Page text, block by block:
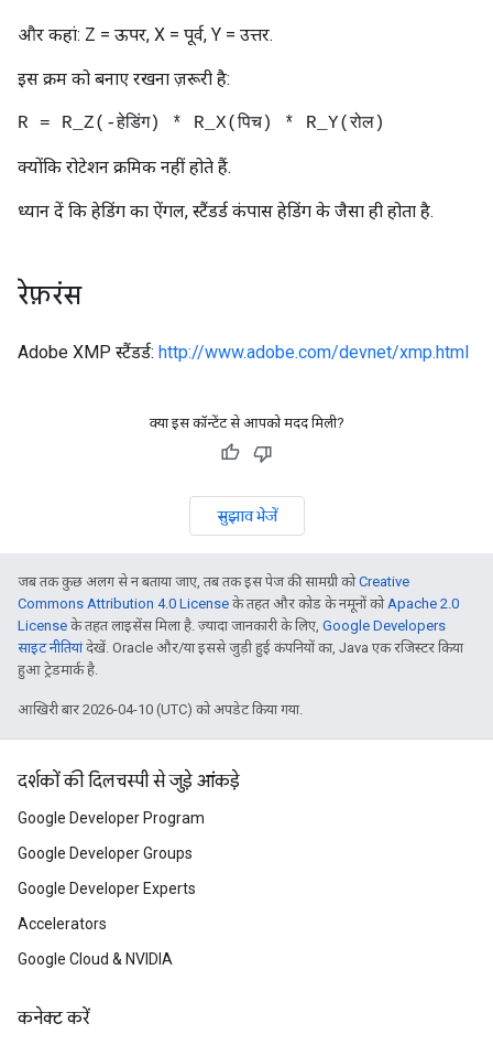
और कहां: Z = ऊपर, X = पूर्व, Y = उत्तर.
इस क्रम को बनाए रखना ज़रूरी है:
R = R_Z(-हेडिंग) * R_X(पिच) * R_Y(रोल)
क्योंकि रोटेशन क्रमिक नहीं होते हैं.
ध्यान दें कि हेडिंग का ऐंगल, स्टैंडर्ड कंपास हेडिंग के जैसा ही होता है.
रेफ़रंस
Adobe XMP स्टैंडर्ड: http://www.adobe.com/devnet/xmp.html
क्या इस कॉन्टेंट से आपको मदद मिली?
सुझाव भेजें
जब तक कुछ अलग से न बताया जाए, तब तक इस पेज की सामग्री कोCreative
Commons Attribution 4.0 License के तहत और कोड के नमूनों को Apache 2.0
License के तहत लाइसेंस मिला है. ज़्यादा जानकारी के लिए, Google Developers
साइट नीतियांदेखें. Oracle और/या इससे जुड़ी हुई कंपनियों का, Java एक रजिस्टर किया
हुआ ट्रेडमार्क है.
आखिरी बार 2026-04-10 (UTC) को अपडेट किया गया.
दर्शकों की दिलचस्पी से जुड़े आंकड़े
Google Developer Program
Google Developer Groups
Google Developer Experts
Accelerators
Google Cloud & NVIDIA
कनेक्ट करें